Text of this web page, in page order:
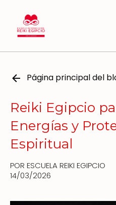
Página principal del
Reiki Egipcio
Energías y
Espiritual
POR ESCUELA REIKI EGIPCIO
14/03/2026